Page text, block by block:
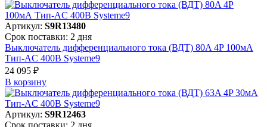
Артикул: S9R13480
Срок поставки: 2 дня
Выключатель дифференциального тока (ВДТ) 80A 4P 100мА
Тип-AC 400В Systeme9
24 095 ₽
В корзинy
Артикул: S9R12463
Срок поставки: 2 дня